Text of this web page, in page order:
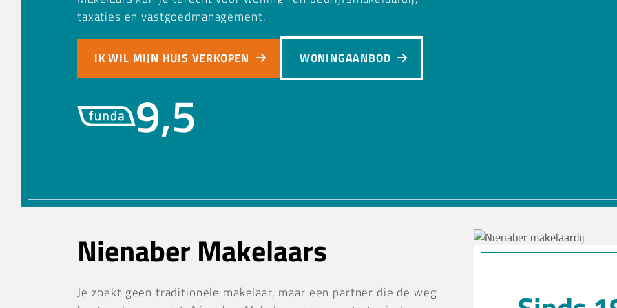
taxaties en vastgoedmanagement.
IK WIL MIJN HUIS VERKOPEN WONINGAANBOD
9,5
Nienaber Makelaars
Je zoekt geen traditionele makelaar, maar een partner die de weg